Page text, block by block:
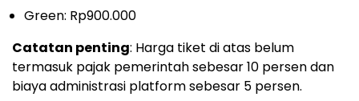
Green: Rp900.000
Catatan penting: Harga tiket di atas belum
termasuk pajak pemerintah sebesar 10 persen dan
biaya administrasi platform sebesar 5 persen.